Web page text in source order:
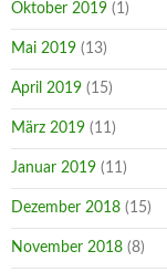
Oktober 2019 (1)
Mai 2019 (13)
April 2019 (15)
März 2019 (11)
Januar 2019 (11)
Dezember 2018 (15)
November 2018 (8)